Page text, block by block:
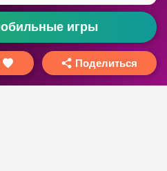
игры
Поделиться